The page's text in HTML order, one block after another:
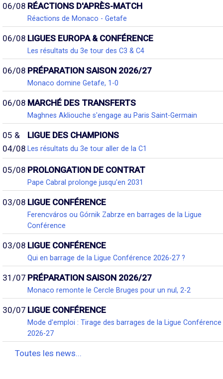
06/08 RÉACTIONS D'APRÈS-MATCH
Réactions de Monaco - Getafe
06/08 LIGUES EUROPA & CONFÉRENCE
Les résultats du 3e tour des C3 & C4
06/08 PRÉPARATION SAISON 2026/27
Monaco domine Getafe, 1-0
06/08 MARCHÉ DES TRANSFERTS
Maghnes Akliouche s'engage au Paris Saint-Germain
05 &
04/08
LIGUE DES CHAMPIONS
Les résultats du 3e tour aller de la C1
05/08 PROLONGATION DE CONTRAT
Pape Cabral prolonge jusqu'en 2031
03/08 LIGUE CONFÉRENCE
Ferencváros ou Górnik Zabrze en barrages de la Ligue
Conférence
03/08 LIGUE CONFÉRENCE
Qui en barrage de la Ligue Conférence 2026-27 ?
31/07 PRÉPARATION SAISON 2026/27
Monaco remonte le Cercle Bruges pour un nul, 2-2
30/07 LIGUE CONFÉRENCE
Mode d'emploi : Tirage des barrages de la Ligue Conférence
2026-27
Toutes les news...